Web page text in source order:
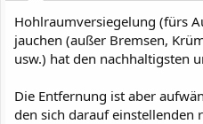
Hohlraumversiegelung (fürs
jauchen (außer Bremsen,
usw.) hat den nachhaltigsten
Die Entfernung ist aber
den sich darauf einstellenden